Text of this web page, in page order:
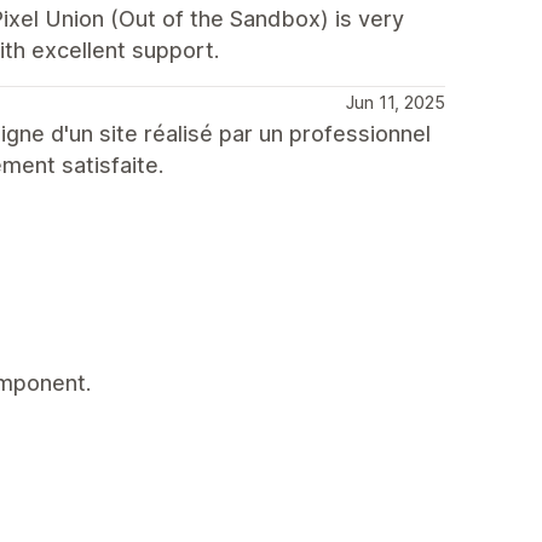
Union (Out of the Sandbox) is very
excellent support.
Jun 11, 2025
d'un site réalisé par un professionnel
satisfaite.